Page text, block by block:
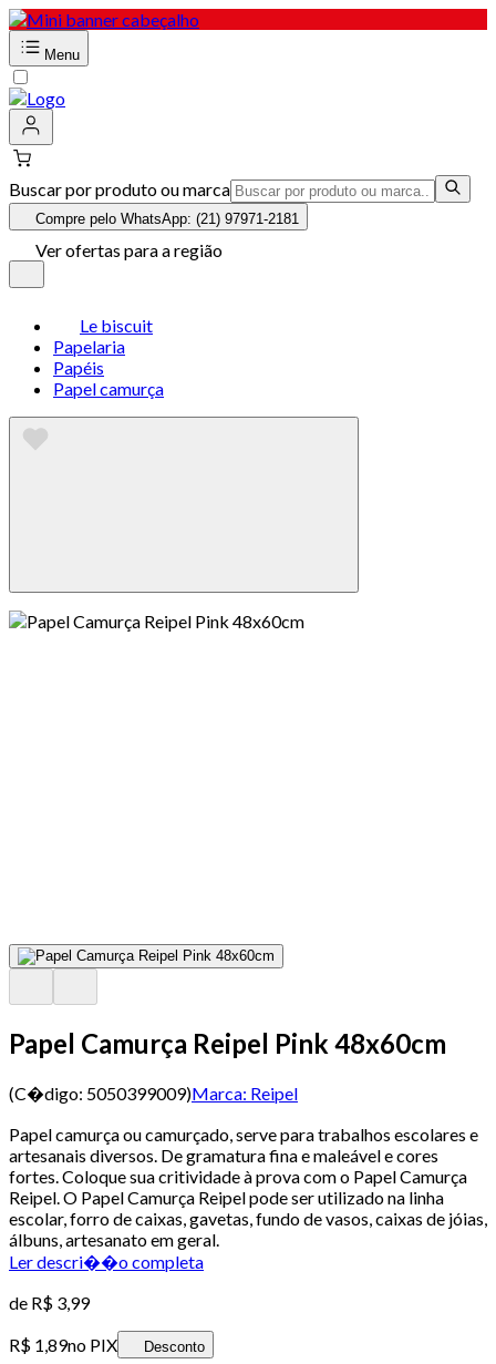
Menu
Buscar por produto ou marca
Compre pelo WhatsApp: (21) 97971-2181
Ver ofertas para a região
Le biscuit
Papelaria
Papéis
Papel camurça
Papel Camurça Reipel Pink 48x60cm
(C�digo: 5050399009)Marca: Reipel
Papel camurça ou camurçado, serve para trabalhos escolares e
artesanais diversos. De gramatura fina e maleável e cores
fortes. Coloque sua critividade à prova com o Papel Camurça
Reipel. O Papel Camurça Reipel pode ser utilizado na linha
escolar, forro de caixas, gavetas, fundo de vasos, caixas de jóias,
álbuns, artesanato em geral.
Ler descri��o completa
de R$ 3,99
R$ 1,89no PIX Desconto